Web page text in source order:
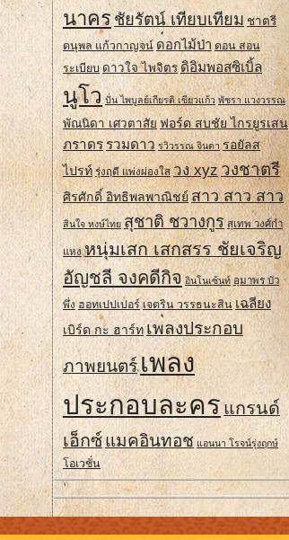
นาคร ชัยรัตน์ เทียบเทียม ชาตรี
ดนุพล แก้วกาญจน์ ดอกไม้ป่า ดอน สอน
ระเบียบ ดาวใจ ไพจิตร ดิอิมพอสซิเบิ้ล
นูโว ปั่น ไพบูลย์เกียรติ เขียวแก้ว พัชรา แวงวรรณ
พัณนิดา เศวตาสัย ฟอร์ด สบชัย ไกรยูรเสน
ภราดรรวมดาว รวิวรรณ จินดา รอยัลส
ไปรท์ รุ่งฤดี แพ่งผ่องใส วง xyzวงชาตรี
ศิรศักดิ์ อิทธิพลพาณิชย์ สาว สาว สาว
สินใจ หงษ์ไทย สุชาติ ชวางกูร สุเทพ วงศ์กํา
แหง หนุ่มเสก เสกสรร ชัยเจริญ
อัญชลี จงคดีกิจ อินโนเซ้นท์ อุมาพร บัว
พึ่ง ฮอทเปปเปอร์ เจตริน วรรธนะสิน เฉลียง
เบิร์ด กะ ฮาร์ทเพลงประกอบ
ภาพยนตร์เพลง
ประกอบละครแกรนด์
เอ็กซ์แมคอินทอช แอนนา โรจน์รุ่งฤกษ์
โอเวชั่น